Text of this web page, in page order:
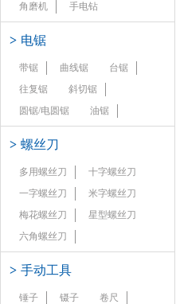
角磨机
手电钻
> 电锯
带锯 曲线锯
台锯
往复锯
斜切锯
圆锯/电圆锯
油锯
> 螺丝刀
多用螺丝刀
十字螺丝刀
一字螺丝刀
米字螺丝刀
梅花螺丝刀
星型螺丝刀
六角螺丝刀
> 手动工具
锤子 镊子
卷尺